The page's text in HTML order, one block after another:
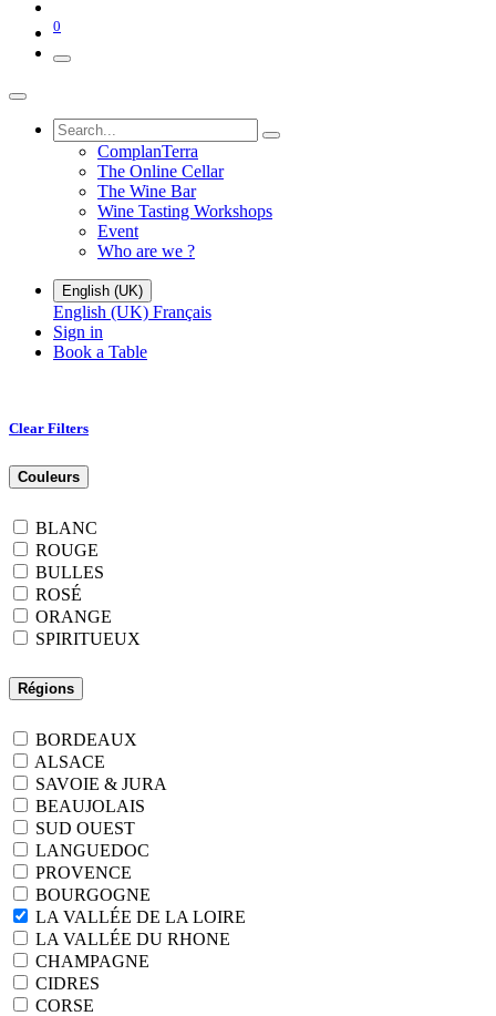
0
ComplanTerra
The Online Cellar​
The Wine Bar
Wine Tasting Workshops
Event
Who are we ?
English (UK)
English (UK) Français
Sign in
Book a Table
Clear Filters
Couleurs
BLANC
ROUGE
BULLES
ROSÉ
ORANGE
SPIRITUEUX
Régions
BORDEAUX
ALSACE
SAVOIE & JURA
BEAUJOLAIS
SUD OUEST
LANGUEDOC
PROVENCE
BOURGOGNE
LA VALLÉE DE LA LOIRE
LA VALLÉE DU RHONE
CHAMPAGNE
CIDRES
CORSE